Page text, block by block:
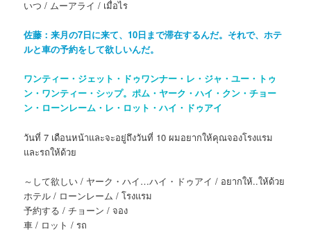
いつ / ムーアライ / เมื่อไร
佐藤：来月の7日に来て、10日まで滞在するんだ。それで、ホテ
ルと車の予約をして欲しいんだ。
ワンティー・ジェット・ドゥワンナー・レ・ジャ・ユー・トゥ
ン・ワンティー・シップ。ポム・ヤーク・ハイ・クン・チョー
ン・ローンレーム・レ・ロット・ハイ・ドゥアイ
วันที่ 7 เดือนหน้าและจะอยู่ถึงวันที่ 10 ผมอยากให้คุณจองโรงแรม
และรถให้ด้วย
～して欲しい / ヤーク・ハイ…ハイ・ドゥアイ / อยากให้..ให้ด้วย
ホテル / ローンレーム / โรงแรม
予約する / チョーン / จอง
車 / ロット / รถ